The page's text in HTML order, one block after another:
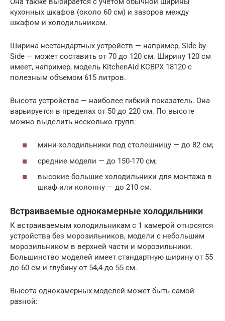
кухонных шкафов (около 60 см) и зазоров между
шкафом и холодильником.
Ширина нестандартных устройств — например, Side-by-
Side — может составить от 70 до 120 см. Ширину 120 см
имеет, например, модель KitchenAid KCBPX 18120 с
полезным объемом 615 литров.
Высота устройства — наиболее гибкий показатель. Она
варьируется в пределах от 50 до 220 см. По высоте
можно выделить несколько групп:
мини-холодильники под столешницу — до 82 см;
средние модели — до 150-170 см;
высокие большие холодильники для монтажа в
шкаф или колонну — до 210 см.
Встраиваемые однокамерные холодильники
К встраиваемым холодильникам с 1 камерой относятся
устройства без морозильников, модели с небольшим
морозильником в верхней части и морозильники.
Большинство моделей имеет стандартную ширину от 55
до 60 см и глубину от 54,4 до 55 см.
Высота однокамерных моделей может быть самой
разной: